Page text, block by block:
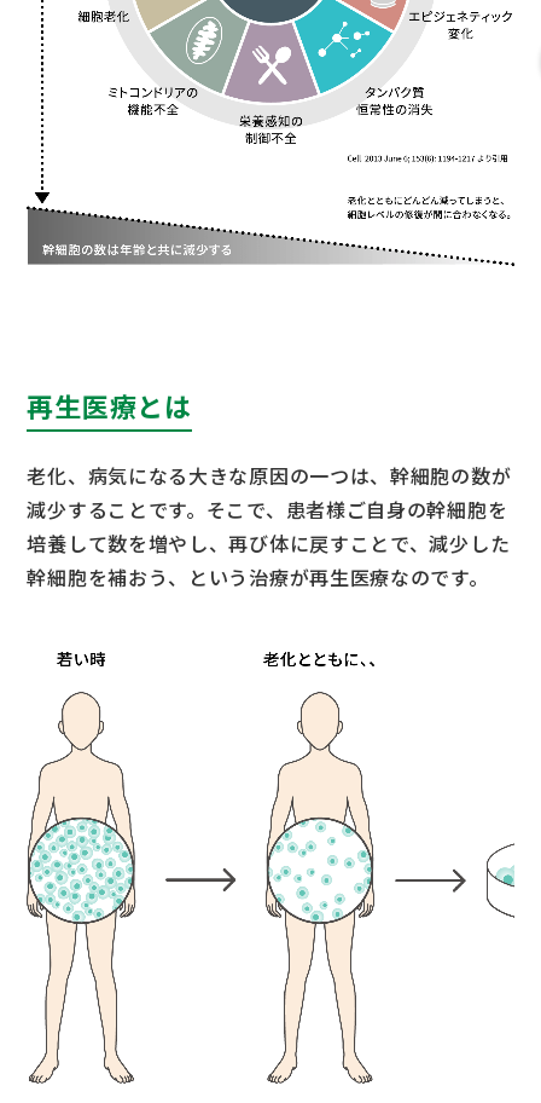
再生医療とは
老化、病気になる大きな原因の一つは、幹細胞の数が
減少することです。そこで、患者様ご自身の幹細胞を
培養して数を増やし、再び体に戻すことで、減少した
幹細胞を補おう、という治療が再生医療なのです。